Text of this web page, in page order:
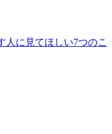
人に見てほしい7つのこ